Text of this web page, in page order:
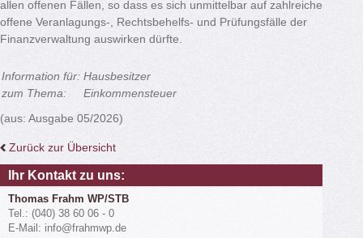
allen offenen Fällen, so dass es sich unmittelbar auf zahlreiche
offene Veranlagungs-, Rechtsbehelfs- und Prüfungsfälle der
Finanzverwaltung auswirken dürfte.
Information für: Hausbesitzer
zum Thema:
Einkommensteuer
(aus: Ausgabe 05/2026)
Zurück zur Übersicht
Ihr Kontakt zu uns:
Thomas Frahm WP/STB
Tel.: (040) 38 60 06 - 0
E-Mail: info@frahmwp.de